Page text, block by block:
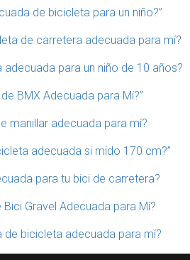
de bicicleta para un niño?”
de carretera adecuada para mí?
para un niño de 10 años?
BMX Adecuada para Mí?”
manillar adecuada para mí?
adecuada si mido 170 cm?”
para tu bici de carretera?
Bici Gravel Adecuada para Mí?
de bicicleta adecuada para mí?